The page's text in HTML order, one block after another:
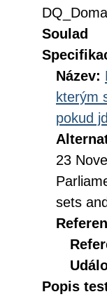
Soulad
Název:
kterým
pokud
23
sets
Popis